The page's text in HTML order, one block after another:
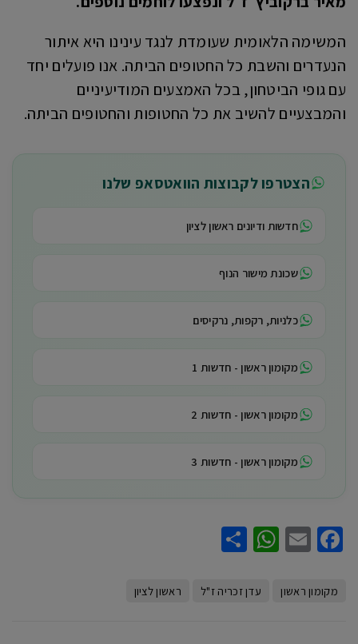
המשימה הלאומית שעומדת לנגד עינינו היא איתור
הנעדרים והשבת כל החטופים הביתה. אנו פועלים יחד
עם גופי הביטחון, בכל האמצעים המודיעיניים
והמבצעיים להשיב את כל החטופות והחטופים הביתה.
הצטרפו לקבוצות הוואטסאפ שלנו
חדשות ודיונים ראשון לציון
שכונת מישור הנוף
כלניות, רקפות, נרקיסים
מקומון ראשון - חדשות 1
מקומון ראשון - חדשות 2
מקומון ראשון - חדשות 3
Facebook
Email
WhatsApp
מקומון ראשון עדן זכריה ז"ל ראשון לציון